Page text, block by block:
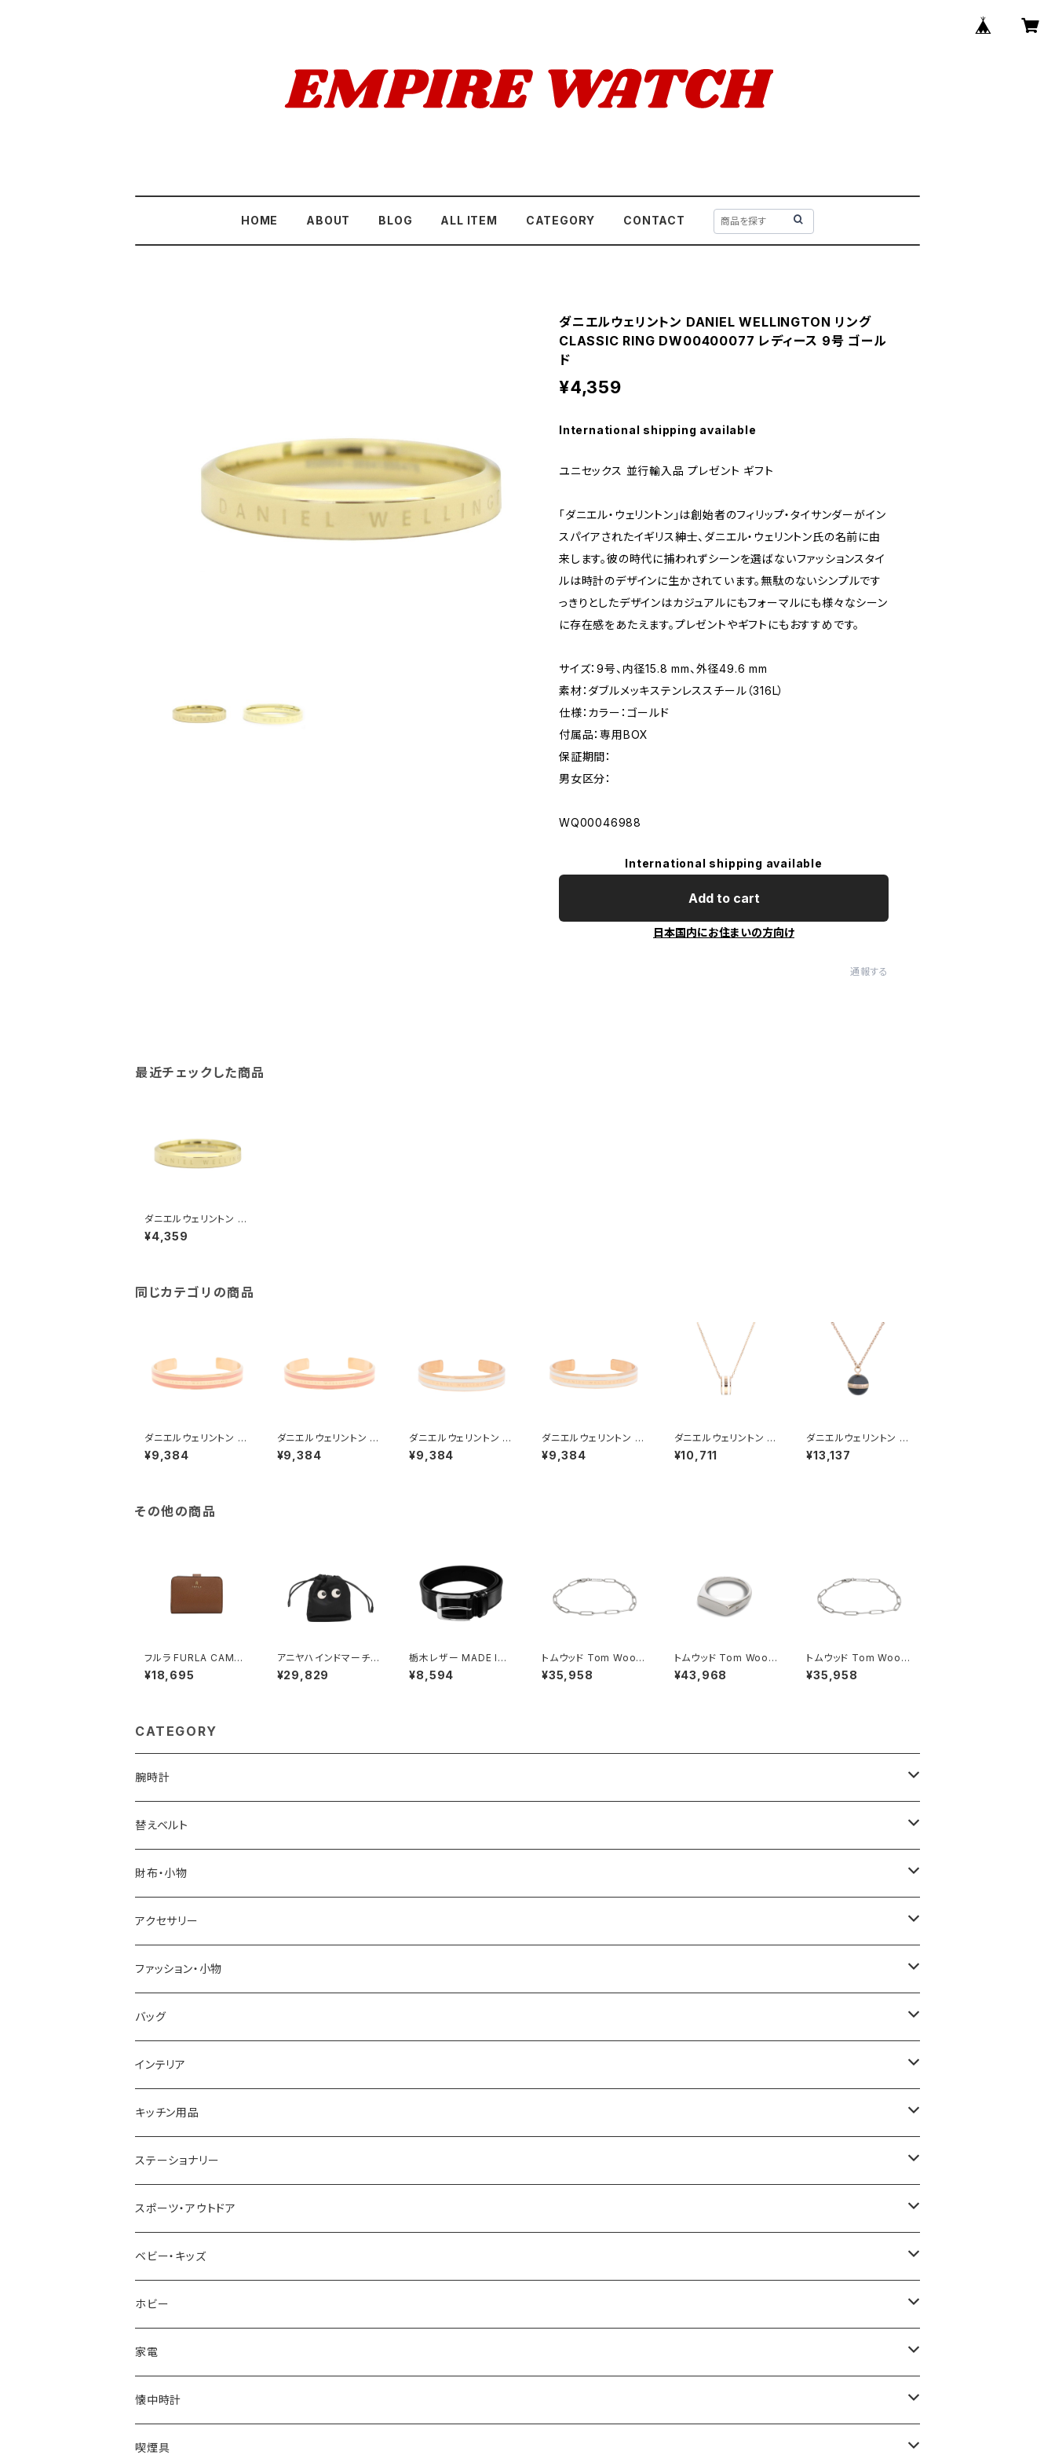
HOME ABOUT BLOG ALL ITEM CATEGORY CONTACT
ダニエルウェリントン DANIEL WELLINGTON リング
CLASSIC RING DW00400077 レディース 9号 ゴール
ド
¥4,359
International shipping available
ユニセックス 並行輸入品 プレゼント ギフト
「ダニエル・ウェリントン」は創始者のフィリップ・タイサンダーがイン
スパイアされたイギリス紳士、ダニエル・ウェリントン氏の名前に由
来します。彼の時代に捕われずシーンを選ばないファッションスタイ
ルは時計のデザインに生かされています。無駄のないシンプルです
っきりとしたデザインはカジュアルにもフォーマルにも様々なシーン
に存在感をあたえます。プレゼントやギフトにもおすすめです。
サイズ：9号、内径15.8 mm、外径49.6 mm
素材：ダブルメッキステンレススチール（316L）
仕様：カラー：ゴールド
付属品：専用BOX
保証期間：
男女区分：
WQ00046988
International shipping available
Add to cart
日本国内にお住まいの方向け
通報する
最近チェックした商品
ダニエルウェリントン D
ANIEL WELLINGTON
リング CLASSIC RING
¥4,359
同じカテゴリの商品
ダニエルウェリントン D
ANIEL WELLINGTON
バングル ブレスレット
M ローズゴールド ピン
¥9,384
ダニエルウェリントン D
ANIEL WELLINGTON
バングル ブレスレット
¥9,384
ダニエルウェリントン D
ANIEL WELLINGTON
バングル ブレスレット
¥9,384
ダニエルウェリントン D
ANIEL WELLINGTON
バングル ブレスレット
¥9,384
ダニエルウェリントン D
ANIEL WELLINGTON
ネックレス レディース
¥10,711
ダニエルウェリントン D
ANIEL WELLINGTON
ネックレス レディース
¥13,137
その他の商品
フルラ FURLA CAMEL
IA S COMPACT WAL
LETS 二つ折り財布 w
¥18,695
アニヤハインドマーチ A
NYA HINDMARCH Ey
es ドローストリング・ポ
¥29,829
栃木レザー MADE IN
JAPAN ベルト 本革 日
本製 メイドインジャパ
¥8,594
トムウッド Tom Wood
Box Bracelet ブレス
レット 100066-65 シ
¥35,958
トムウッド Tom Wood
Knut Ring リング 100
572-46 シルバー
¥43,968
トムウッド Tom Wood
Box Bracelet ブレス
レット 100066-77 シ
¥35,958
CATEGORY
腕時計
ELGIN
SALVATORE MARRA
CASIO
GRANDEUR
COGU
GAGA MILANO
CACTUS
TIMEX
NIXON
AVALANCHE
ORIENT
ZEPPELIN
SKAGEN
FOOTBALL WATCHES
替えベルト
COACH
DANIEL WELLINGTON
LACOSTE
DIESEL
MICHAEL KORS
NO BRAND
財布・小物
SONNE
DUCT
TRANSNUMBER
SAAMA HOMME
ARNOLD PALMER
MICHAEL KORS
DIESEL
ALV
Merge
ETTINGER
COACH
BVLGARI
アクセサリー
GUCCI
TIFFANY&CO
FOLLI FOLLIE
POLICE
PAUL HEWITT
22designstudio
BOTTEGA VENETA
EMPORIO ARMANI
CALVIN KLEIN
DANIEL WELLINGTON
SWAROVSKI
ファッション・小物
DAKS
栃木レザー
NIKE
DUNHILL
NEWYORKER
OROBIANCO
Ellese
COLEMAN
MONTBLANC
Fashion Accessory Cllection
バッグ
MANHATTAN PORTAGE
United HOMME
RODANIA
BEAMZSQUARE
BLAZER CLUB
ANDY HAWARD
G GUSTO
GULLWING
LESPORTSAC
インテリア
CRYSTOCRAFT
SEIKO
CITIZEN
BRAUN
RHYTHM
BLOSSOM
MONDAINE
MAWA
キッチン用品
I'mD
Helios
VALENTINO VISCANI
ステーショナリー
LAMY
WATERMAN
PARKER
PELIKAN
CROSS
MONTBLANC
スポーツ・アウトドア
Trangia
Barebones
FEUERHAND
CASIO
ベビー・キッズ
ふわりぃ
ERGO BABY
ホビー
その他
AMOS
OMMIX
家電
CREATE
TORAY
懐中時計
MONDAINE
喫煙具